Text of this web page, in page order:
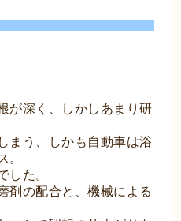
が深く、しかしあまり研
まう、しかも自動車は浴
。
した。
剤の配合と、機械による